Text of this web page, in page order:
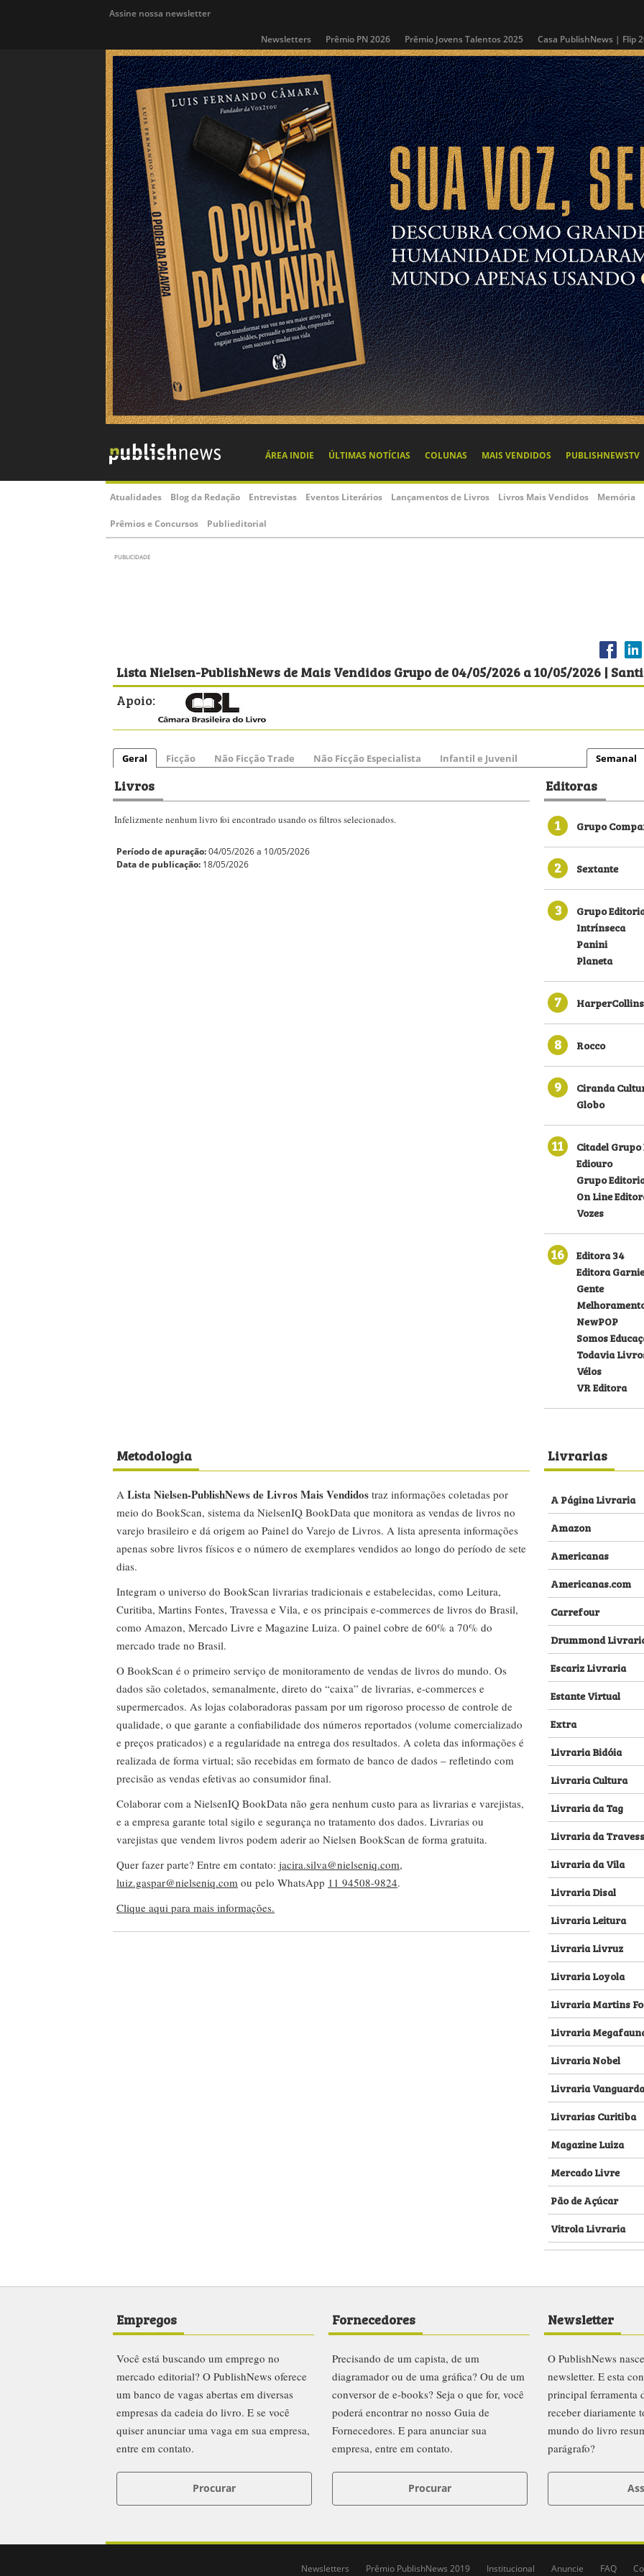
Assine nossa newsletter
Newsletters Prêmio PN 2026 Prêmio Jovens Talentos 2025 Casa PublishNews | Flip
ÁREA INDIE ÚLTIMAS NOTÍCIAS COLUNAS MAIS VENDIDOS PUBLISHNEWSTV
Atualidades Blog da Redação Entrevistas Eventos Literários Lançamentos de Livros Livros Mais Vendidos Memória
Prêmios e Concursos Publieditorial
PUBLICIDADE
Lista Nielsen-PublishNews de Mais Vendidos Grupo de 04/05/2026 a 10/05/2026 |
Apoio:
Geral Ficção Não Ficção Trade Não Ficção Especialista Infantil e Juvenil Semanal
Livros
Infelizmente nenhum livro foi encontrado usando os filtros selecionados.
Período de apuração:04/05/2026 a 10/05/2026
Data de publicação: 18/05/2026
Editoras
1
Grupo
2 Sextante
3
Grupo
Intrínseca
Panini
Planeta
7
8 Rocco
9
Ciranda
Globo
11
Citadel
Ediouro
Grupo
On Line
Vozes
16
Editora 34
Editora
Gente
NewPOP
Somos
Todavia
Vélos
VR Editora
Metodologia
A Lista Nielsen-PublishNews de Livros Mais Vendidos traz informações coletadas por
meio do BookScan, sistema da NielsenIQ BookData que monitora as vendas de livros no
varejo brasileiro e dá origem ao Painel do Varejo de Livros. A lista apresenta informações
apenas sobre livros físicos e o número de exemplares vendidos ao longo do período de sete
dias.
Integram o universo do BookScan livrarias tradicionais e estabelecidas, como Leitura,
Curitiba, Martins Fontes, Travessa e Vila, e os principais e-commerces de livros do Brasil,
como Amazon, Mercado Livre e Magazine Luiza. O painel cobre de 60% a 70% do
mercado trade no Brasil.
O BookScan é o primeiro serviço de monitoramento de vendas de livros do mundo. Os
dados são coletados, semanalmente, direto do “caixa” de livrarias, e-commerces e
supermercados. As lojas colaboradoras passam por um rigoroso processo de controle de
qualidade, o que garante a confiabilidade dos números reportados (volume comercializado
e preços praticados) e a regularidade na entrega dos resultados. A coleta das informações é
realizada de forma virtual; são recebidas em formato de banco de dados – refletindo com
precisão as vendas efetivas ao consumidor final.
Colaborar com a NielsenIQ BookData não gera nenhum custo para as livrarias e varejistas,
e a empresa garante total sigilo e segurança no tratamento dos dados. Livrarias ou
varejistas que vendem livros podem aderir ao Nielsen BookScan de forma gratuita.
Quer fazer parte? Entre em contato: jacira.silva@nielseniq.com,
luiz.gaspar@nielseniq.com ou pelo WhatsApp 11 94508-9824.
Clique aqui para mais informações.
Livrarias
A Página Livraria
Amazon
Americanas
Americanas.com
Carrefour
Drummond
Escariz Livraria
Estante Virtual
Extra
Livraria Bidóia
Livraria Cultura
Livraria da Tag
Livraria da
Livraria da Vila
Livraria Disal
Livraria Leitura
Livraria Livruz
Livraria Loyola
Livraria Martins
Livraria
Livraria Nobel
Livraria Vanguarda
Livrarias Curitiba
Magazine Luiza
Mercado Livre
Pão de Açúcar
Vitrola Livraria
Empregos
Você está buscando um emprego no
mercado editorial? O PublishNews oferece
um banco de vagas abertas em diversas
empresas da cadeia do livro. E se você
quiser anunciar uma vaga em sua empresa,
entre em contato.
Procurar
Fornecedores
Precisando de um capista, de um
diagramador ou de uma gráfica? Ou de um
conversor de e-books? Seja o que for, você
poderá encontrar no nosso Guia de
Fornecedores. E para anunciar sua
empresa, entre em contato.
Procurar
Newsletter
O PublishNews
newsletter. E esta
principal ferramenta
receber diariamente
mundo do livro
parágrafo?
Newsletters Prêmio PublishNews 2019 Institucional Anuncie FAQ